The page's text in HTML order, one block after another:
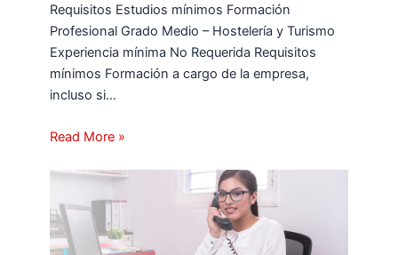
Requisitos Estudios mínimos Formación
Profesional Grado Medio – Hostelería y Turismo
Experiencia mínima No Requerida Requisitos
mínimos Formación a cargo de la empresa,
incluso si…
Read More »